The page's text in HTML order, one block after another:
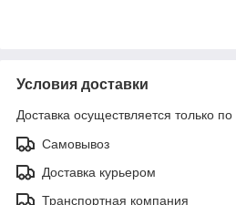
Условия доставки
Доставка осуществляется только по
Самовывоз
Доставка курьером
Транспортная компания